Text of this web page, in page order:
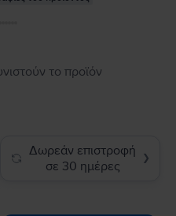
το προϊόν
Δωρεάν επιστροφή
σε 30 ημέρες
❯